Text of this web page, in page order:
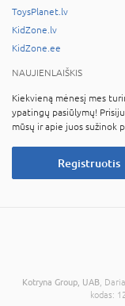
ToysPlanet.lv
KidZone.lv
KidZone.ee
NAUJIENLAIŠKIS
Kiekvieną mėnesį mes
ypatingų pasiūlymų!
mūsų ir apie juos sužinok
Registruotis
Kotryna Group, UAB ,
kodas: